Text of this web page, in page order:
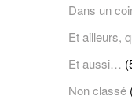
Dans un
Et ailleurs,
Et aussi…
Non classé